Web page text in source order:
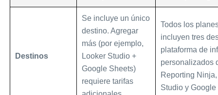
Destinos
Se incluye un único
destino. Agregar
más (por ejemplo,
Looker Studio +
Google Sheets)
requiere tarifas
Todos los
incluyen tres
plataforma de
personalizados
Reporting
Studio y Google